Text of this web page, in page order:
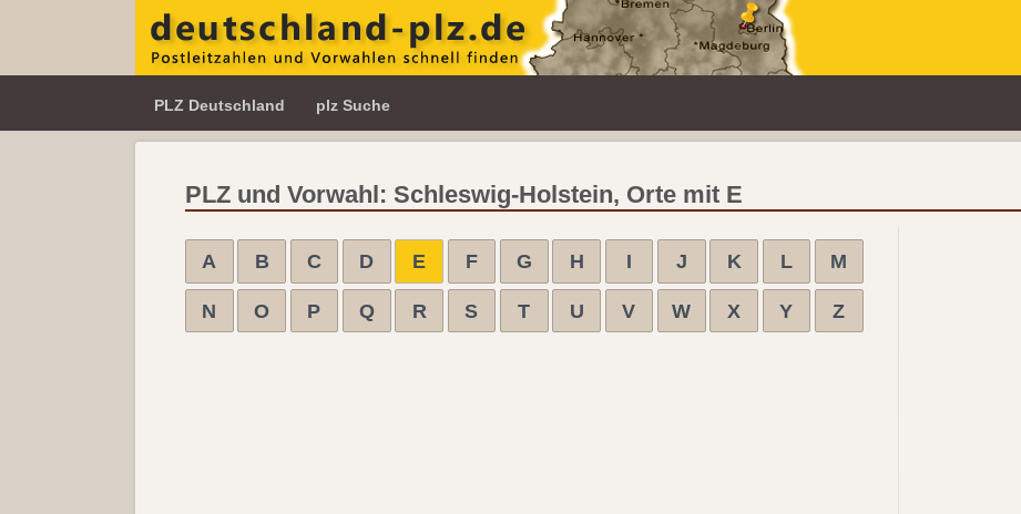
PLZ Deutschland plz Suche
PLZ und Vorwahl: Schleswig-Holstein, Orte mit E
A B C D E F G H I J K L M
N O P Q R S T U V W X Y Z